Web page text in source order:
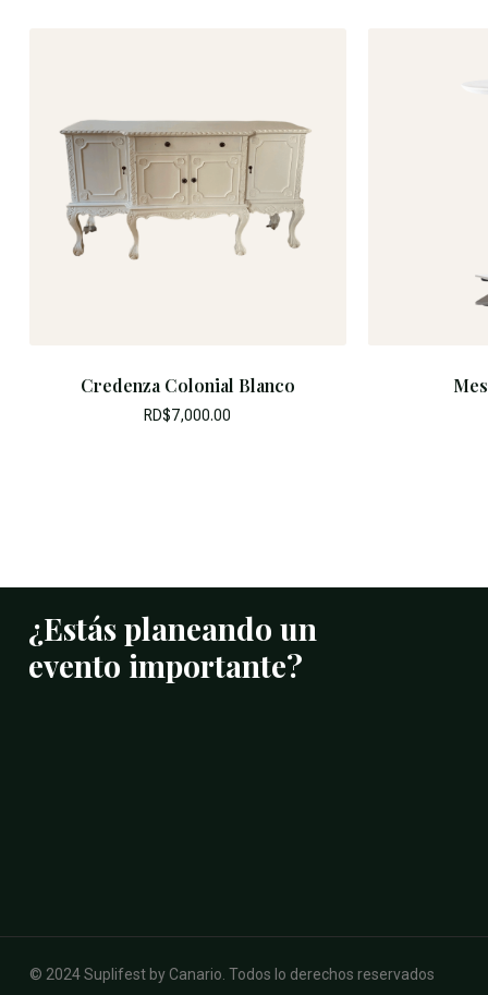
Subtotal: RD$0.00
Credenza Colonial Blanco
RD$7,000.00
¿Estásplaneando un
evento importante?
© 2024 Suplifest by Canario. Todos lo derechos reservados